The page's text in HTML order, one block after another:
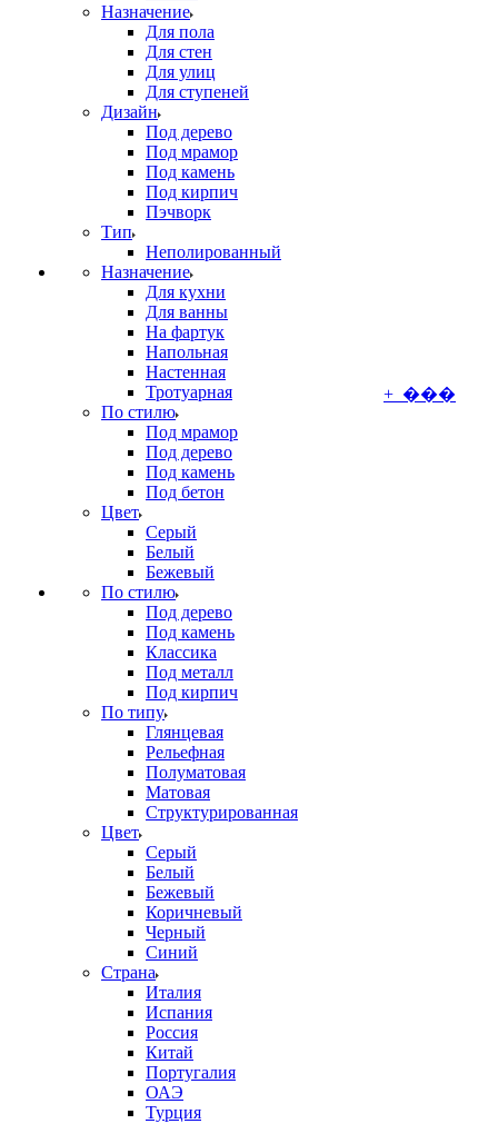
Назначение
Для пола
Для стен
Для улиц
Для ступеней
Дизайн
Под дерево
Под мрамор
Под камень
Под кирпич
Пэчворк
Тип
Неполированный
Назначение
Для кухни
Для ванны
На фартук
Напольная
Настенная
Тротуарная
По стилю
Под мрамор
Под дерево
Под камень
Под бетон
Цвет
Серый
Белый
Бежевый
По стилю
Под дерево
Под камень
Классика
Под металл
Под кирпич
По типу
Глянцевая
Рельефная
Полуматовая
Матовая
Структурированная
Цвет
Серый
Белый
Бежевый
Коричневый
Черный
Синий
Страна
Италия
Испания
Россия
Китай
Португалия
ОАЭ
Турция
+ ���